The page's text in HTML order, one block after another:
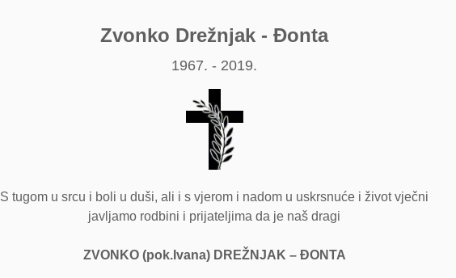
Zvonko Drežnjak - Đonta
1967. - 2019.
S tugom u srcu i boli u duši, ali i s vjerom i nadom u uskrsnuće i život vječni
javljamo rodbini i prijateljima da je naš dragi
ZVONKO (pok.Ivana) DREŽNJAK – ĐONTA